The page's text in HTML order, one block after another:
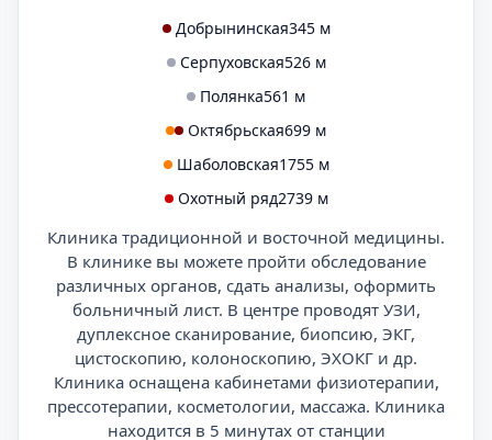
Добрынинская345 м
Серпуховская526 м
Полянка561 м
Октябрьская699 м
Шаболовская1755 м
Охотный ряд2739 м
Клиника традиционной и восточной медицины.
В клинике вы можете пройти обследование
различных органов, сдать анализы, оформить
больничный лист. В центре проводят УЗИ,
дуплексное сканирование, биопсию, ЭКГ,
цистоскопию, колоноскопию, ЭХОКГ и др.
Клиника оснащена кабинетами физиотерапии,
прессотерапии, косметологии, массажа. Клиника
находится в 5 минутах от станции